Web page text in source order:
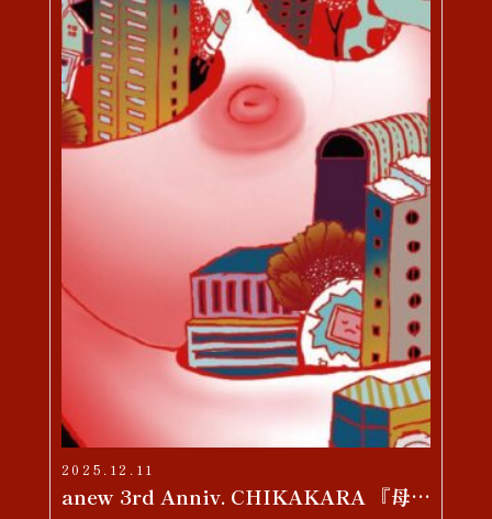
2025.12.11
anew 3rd Anniv. CHIKAKARA 『母胎』TOUR